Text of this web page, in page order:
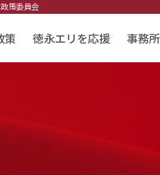
策委員会
策 徳永エリを応援 事務